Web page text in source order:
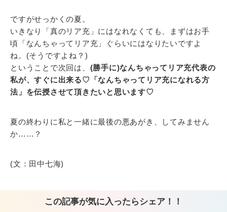
ですがせっかくの夏。
いきなり「真のリア充」にはなれなくても、まずはお手
頃「なんちゃってリア充」ぐらいにはなりたいですよ
ね。(そうですよね？)
ということで次回は、 (勝手に)なんちゃってリア充代表の
私が、すぐに出来る♡「なんちゃってリア充になれる方
法」を伝授させて頂きたいと思います♡
夏の終わりに私と一緒に最後の悪あがき、してみません
か……？
(文：田中七海)
この記事が気に入ったらシェア！！